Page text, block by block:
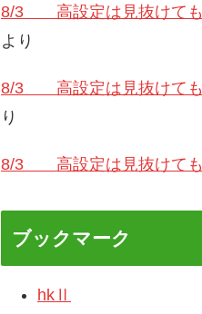
8/3 高設定は見抜けても
より
8/3 高設定は見抜けても
り
8/3 高設定は見抜けても
ブックマーク
hkⅡ